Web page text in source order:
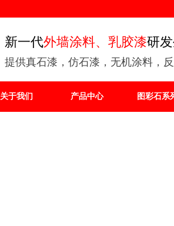
新一代外墙涂料、乳胶漆研
提供真石漆，仿石漆，无机涂料，
关于我们 产品中心 图彩石系